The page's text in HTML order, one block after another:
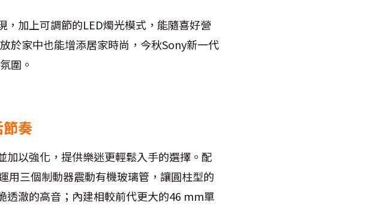
加上可調節的LED燭光模式，能隨喜好營
於家中也能增添居家時尚，今秋Sony新一代
圍。
奏
加以強化，提供樂迷更輕鬆入手的選擇。配
用三個制動器震動有機玻璃管，讓圓柱型的
透澈的高音；內建相較前代更大的46 mm單